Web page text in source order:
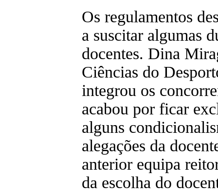
Os regulamentos
a suscitar algumas
docentes. Dina
Ciências do
integrou os
acabou por ficar
alguns
alegações da
anterior equipa
da escolha do